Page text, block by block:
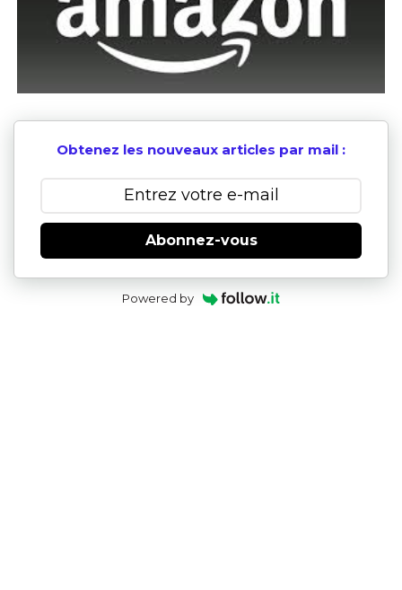
Obtenez les nouveaux articles par mail :
Abonnez-vous
Powered by